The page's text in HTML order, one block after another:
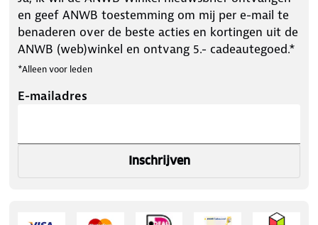
en geef ANWB toestemming om mij per e-mail te
benaderen over de beste acties en kortingen uit de
ANWB (web)winkel en ontvang 5.- cadeautegoed.*
*Alleen voor leden
E-mailadres
Inschrijven